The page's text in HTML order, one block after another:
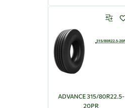
ADVANCE 315/80R22.5-
20PR